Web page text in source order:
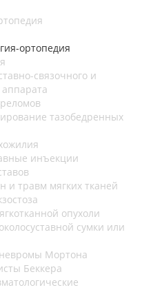
ортопедия
связочного и
тазобедренных
инъекции
и травм мягких тканей
опухоли
сумки или
Мортона
Беккера